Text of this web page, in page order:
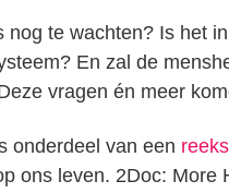
nog te wachten? Is het
En zal de
vragen én meer
onderdeel van een reeks
ons leven. 2Doc: